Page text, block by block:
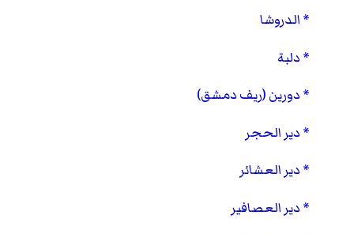
الدروشا
دلبة
دورين (ريف دمشق)
دير الحجر
دير العشائر
دير العصافير